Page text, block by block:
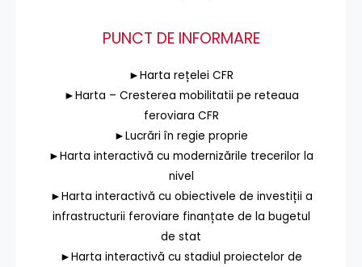
PUNCT DE INFORMARE
►Harta rețelei CFR
►Harta – Cresterea mobilitatii pe reteaua
feroviara CFR
►Lucrări în regie proprie
►Harta interactivă cu modernizările trecerilor la
nivel
►Harta interactivă cu obiectivele de investiții a
infrastructurii feroviare finanțate de la bugetul
de stat
►Harta interactivă cu stadiul proiectelor de